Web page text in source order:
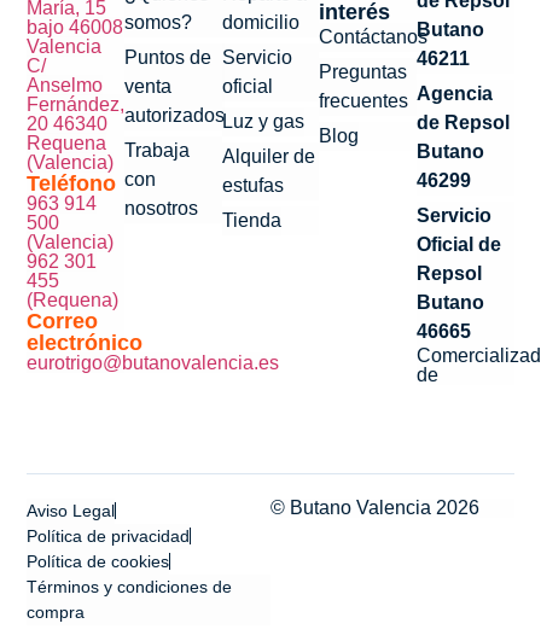
María, 15
bajo 46008
Valencia
C/
Anselmo
Fernández,
20 46340
Requena
(Valencia)
Teléfono
963 914
500
(Valencia)
962 301
455
(Requena)
Correo
electrónico
eurotrigo@butanovalencia.es
somos?
Puntos de
venta
autorizados
Trabaja
con
nosotros
domicilio
Servicio
oficial
Luz y gas
Alquiler de
estufas
Tienda
interés
Contáctanos
Preguntas
frecuentes
Blog
Butano
46211
Agencia
de Repsol
Butano
46299
Servicio
Oficial de
Repsol
Butano
46665
de
Aviso Legal
Política de privacidad
Política de cookies
Términos y condiciones de
compra
© Butano Valencia 2026